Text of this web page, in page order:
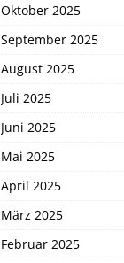
Oktober 2025
September 2025
August 2025
Juli 2025
Juni 2025
Mai 2025
April 2025
März 2025
Februar 2025